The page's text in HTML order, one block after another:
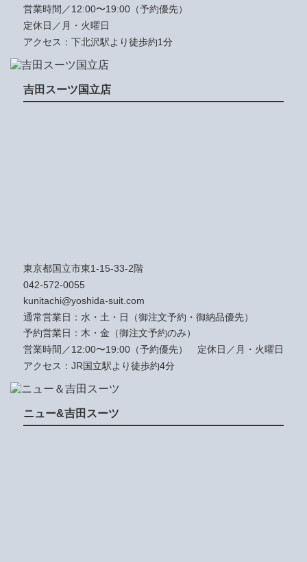
営業時間／12:00〜19:00（予約優先）
定休日／月・火曜日
アクセス：下北沢駅より徒歩約1分
吉田スーツ国立店
東京都国立市東1-15-33-2階
042-572-0055
kunitachi@yoshida-suit.com
通常営業日：水・土・日（御注文予約・御納品優先）
予約営業日：木・金（御注文予約のみ）
営業時間／12:00〜19:00（予約優先） 定休日／月・火曜日
アクセス：JR国立駅より徒歩約4分
ニュー&吉田スーツ